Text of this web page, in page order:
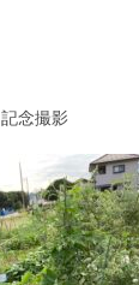
記念撮影